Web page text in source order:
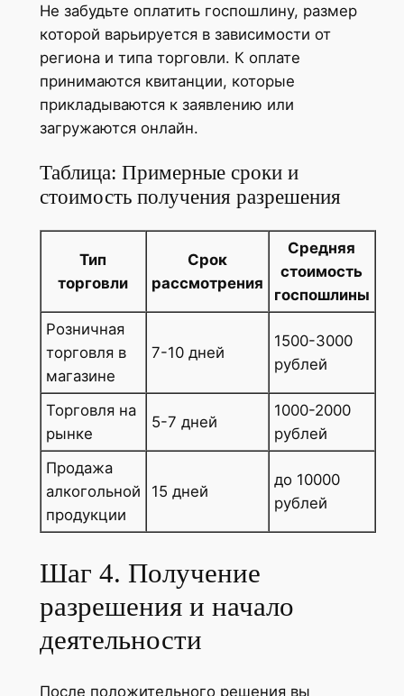
Не забудьте оплатить госпошлину, размер
которой варьируется в зависимости от
региона и типа торговли. К оплате
принимаются квитанции, которые
прикладываются к заявлению или
загружаются онлайн.
Таблица: Примерные сроки и
стоимость получения разрешения
Тип
торговли
Срок
рассмотрения
Средняя
стоимость
госпошлины
Розничная
торговля в
магазине
7-10 дней
1500-3000
рублей
Торговля на
рынке
5-7 дней
1000-2000
рублей
Продажа
алкогольной
продукции
15 дней
до 10000
рублей
Шаг 4. Получение
разрешения и начало
деятельности
После положительного решения вы